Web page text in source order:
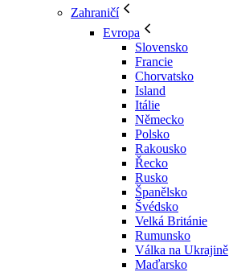
Zahraničí
Evropa
Slovensko
Francie
Chorvatsko
Island
Itálie
Německo
Polsko
Rakousko
Řecko
Rusko
Španělsko
Švédsko
Velká Británie
Rumunsko
Válka na Ukrajině
Maďarsko